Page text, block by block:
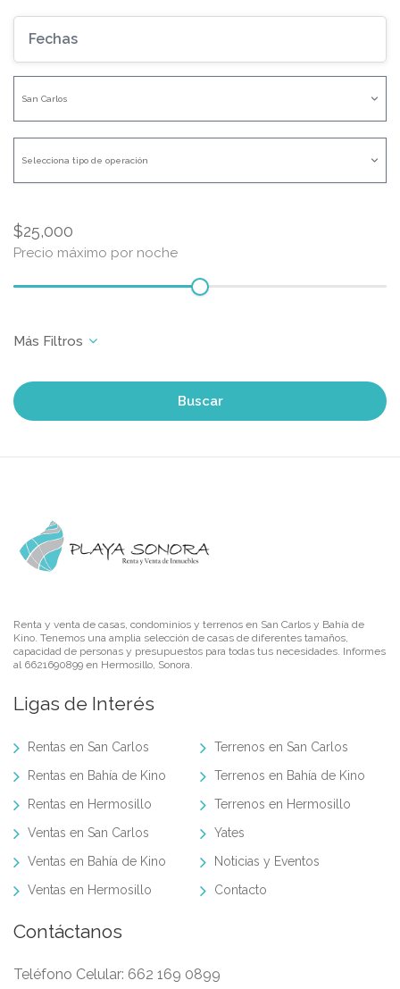
$25,000
Precio máximo por noche
Buscar
Renta y venta de casas, condominios y terrenos en San Carlos y Bahía de
Kino. Tenemos una amplia selección de casas de diferentes tamaños,
capacidad de personas y presupuestos para todas tus necesidades. Informes
al 6621690899 en Hermosillo, Sonora.
Ligas de Interés
Rentas en San Carlos
Rentas en Bahía de Kino
Rentas en Hermosillo
Ventas en San Carlos
Ventas en Bahía de Kino
Ventas en Hermosillo
Terrenos en San Carlos
Terrenos en Bahía de Kino
Terrenos en Hermosillo
Yates
Noticias y Eventos
Contacto
Contáctanos
Teléfono Celular: 662 169 0899